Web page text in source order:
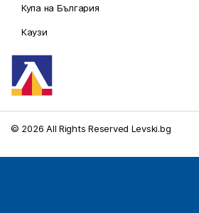
Купа на България
Каузи
© 2026 All Rights Reserved Levski.bg